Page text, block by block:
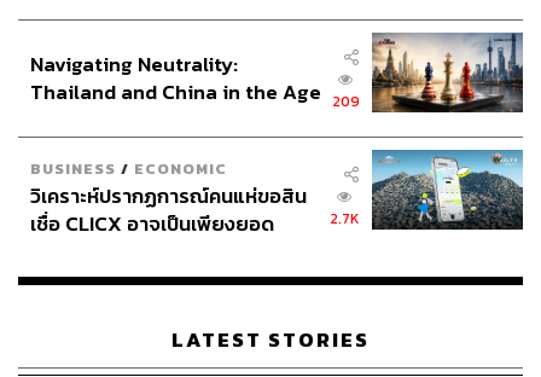
Navigating Neutrality:
Thailand and China in the Age
209
BUSINESS / ECONOMIC
วิเคราะห์ปรากฏการณ์คนแห่ขอสิน
เชื่อ CLICX อาจเป็นเพียงยอด
เรือนไทยที่ถูกซุกไว้
2.7K
LATEST STORIES